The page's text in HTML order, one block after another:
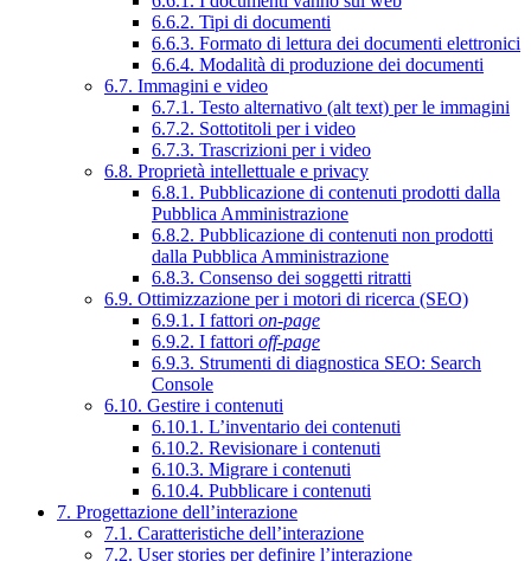
6.6.2. Tipi di documenti
6.6.3. Formato di lettura dei documenti elettronici
6.6.4. Modalità di produzione dei documenti
6.7. Immagini e video
6.7.1. Testo alternativo (alt text) per le immagini
6.7.2. Sottotitoli per i video
6.7.3. Trascrizioni per i video
6.8. Proprietà intellettuale e privacy
6.8.1. Pubblicazione di contenuti prodotti dalla
Pubblica Amministrazione
6.8.2. Pubblicazione di contenuti non prodotti
dalla Pubblica Amministrazione
6.8.3. Consenso dei soggetti ritratti
6.9. Ottimizzazione per i motori di ricerca (SEO)
6.9.1. I fattori on-page
6.9.2. I fattori off-page
6.9.3. Strumenti di diagnostica SEO: Search
Console
6.10. Gestire i contenuti
6.10.1. L’inventario dei contenuti
6.10.2. Revisionare i contenuti
6.10.3. Migrare i contenuti
6.10.4. Pubblicare i contenuti
7. Progettazione dell’interazione
7.1. Caratteristiche dell’interazione
7.2. User stories per definire l’interazione